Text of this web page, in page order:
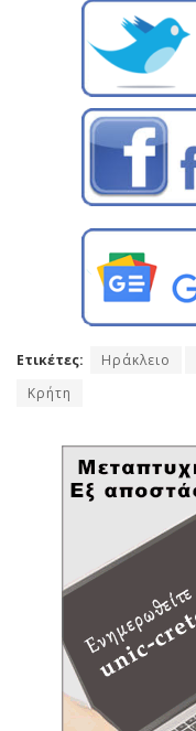
Ετικέτες: Ηράκλειο
Κρήτη